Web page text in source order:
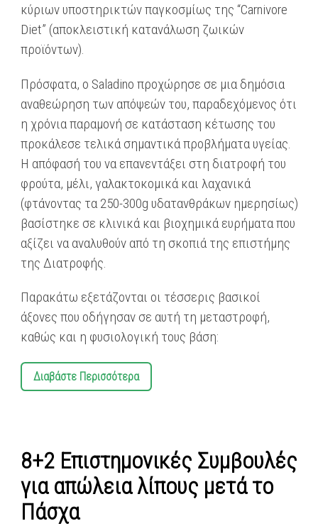
κύριων υποστηρικτών παγκοσμίως της “Carnivore
Diet” (αποκλειστική κατανάλωση ζωικών
προϊόντων).
Πρόσφατα, ο Saladino προχώρησε σε μια δημόσια
αναθεώρηση των απόψεών του, παραδεχόμενος ότι
η χρόνια παραμονή σε κατάσταση κέτωσης του
προκάλεσε τελικά σημαντικά προβλήματα υγείας.
Η απόφασή του να επανεντάξει στη διατροφή του
φρούτα, μέλι, γαλακτοκομικά και λαχανικά
(φτάνοντας τα 250-300g υδατανθράκων ημερησίως)
βασίστηκε σε κλινικά και βιοχημικά ευρήματα που
αξίζει να αναλυθούν από τη σκοπιά της επιστήμης
της Διατροφής.
Παρακάτω εξετάζονται οι τέσσερις βασικοί
άξονες που οδήγησαν σε αυτή τη μεταστροφή,
καθώς και η φυσιολογική τους βάση:
Διαβάστε Περισσότερα
8+2 Επιστημονικές Συμβουλές
για απώλεια λίπους μετά το
Πάσχα